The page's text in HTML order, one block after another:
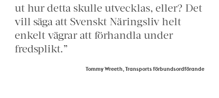
ut hur detta skulle utvecklas, eller? Det
vill säga att Svenskt Näringsliv helt
enkelt vägrar att förhandla under
fredsplikt.”
Tommy Wreeth, Transports förbundsordförande